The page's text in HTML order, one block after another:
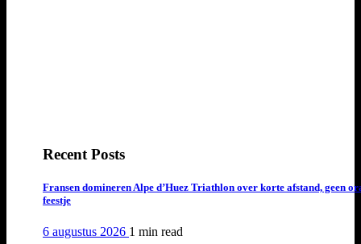
Recent Posts
Fransen domineren Alpe d’Huez Triathlon over korte afstand, geen
feestje
6 augustus 2026 1 min read